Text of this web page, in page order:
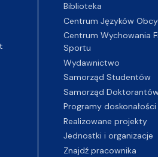
Biblioteka
Centrum Języków
Centrum Wychowania
Sportu
Wydawnictwo
Samorząd Studentów
Samorząd
Programy
Realizowane projekty
Jednostki i organizacje
Znajdź pracownika